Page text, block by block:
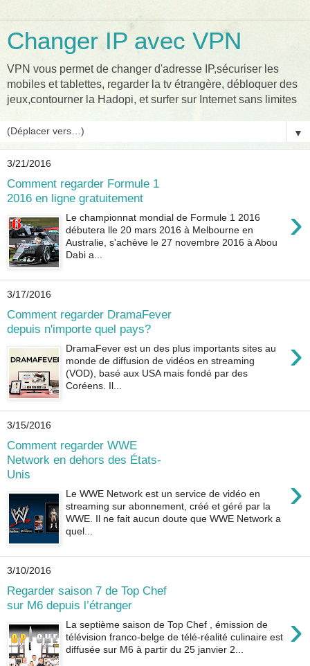
Changer IP avec VPN
VPN vous permet de changer d'adresse IP,sécuriser les
mobiles et tablettes, regarder la tv étrangère, débloquer des
jeux,contourner la Hadopi, et surfer sur Internet sans limites
▼
3/21/2016
Comment regarder Formule 1
2016 en ligne gratuitement
›
Le championnat mondial de Formule 1 2016
débutera lle 20 mars 2016 à Melbourne en
Australie, s'achève le 27 novembre 2016 à Abou
Dabi a...
3/17/2016
Comment regarder DramaFever
depuis n'importe quel pays?
›
DramaFever est un des plus importants sites au
monde de diffusion de vidéos en streaming
(VOD), basé aux USA mais fondé par des
Coréens. Il...
3/15/2016
Comment regarder WWE
Network en dehors des États-
Unis
›
Le WWE Network est un service de vidéo en
streaming sur abonnement, créé et géré par la
WWE. Il ne fait aucun doute que WWE Network a
quel...
3/10/2016
Regarder saison 7 de Top Chef
sur M6 depuis l’étranger
›
La septième saison de Top Chef , émission de
télévision franco-belge de télé-réalité culinaire est
diffusée sur M6 à partir du 25 janvier 2...